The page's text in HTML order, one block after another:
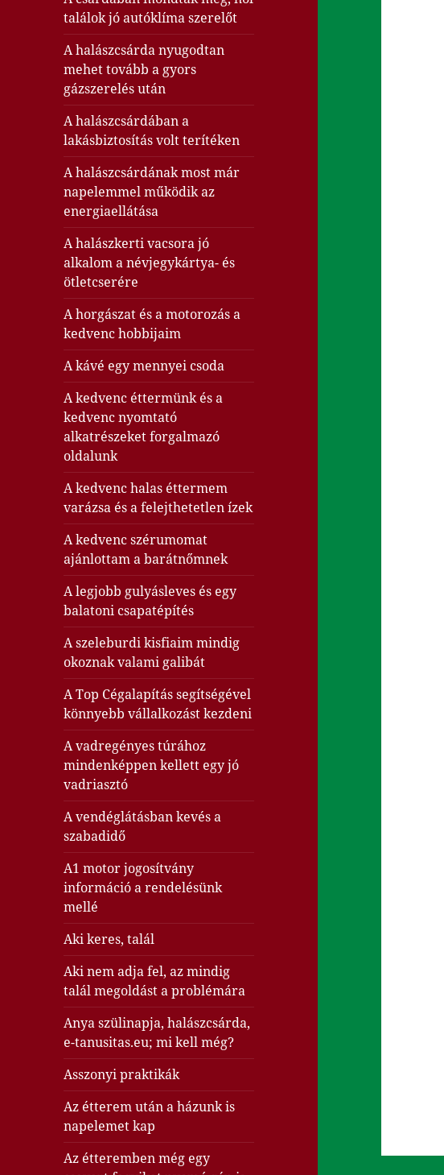
találok jó autóklíma szerelőt
A halászcsárda nyugodtan
mehet tovább a gyors
gázszerelés után
A halászcsárdában a
lakásbiztosítás volt terítéken
A halászcsárdának most már
napelemmel működik az
energiaellátása
A halászkerti vacsora jó
alkalom a névjegykártya- és
ötletcserére
A horgászat és a motorozás a
kedvenc hobbijaim
A kávé egy mennyei csoda
A kedvenc éttermünk és a
kedvenc nyomtató
alkatrészeket forgalmazó
oldalunk
A kedvenc halas éttermem
varázsa és a felejthetetlen ízek
A kedvenc szérumomat
ajánlottam a barátnőmnek
A legjobb gulyásleves és egy
balatoni csapatépítés
A szeleburdi kisfiaim mindig
okoznak valami galibát
A Top Cégalapítás segítségével
könnyebb vállalkozást kezdeni
A vadregényes túrához
mindenképpen kellett egy jó
vadriasztó
A vendéglátásban kevés a
szabadidő
A1 motor jogosítvány
információ a rendelésünk
mellé
Aki keres, talál
Aki nem adja fel, az mindig
talál megoldást a problémára
Anya szülinapja, halászcsárda,
e-tanusitas.eu; mi kell még?
Asszonyi praktikák
Az étterem után a házunk is
napelemet kap
Az étteremben még egy